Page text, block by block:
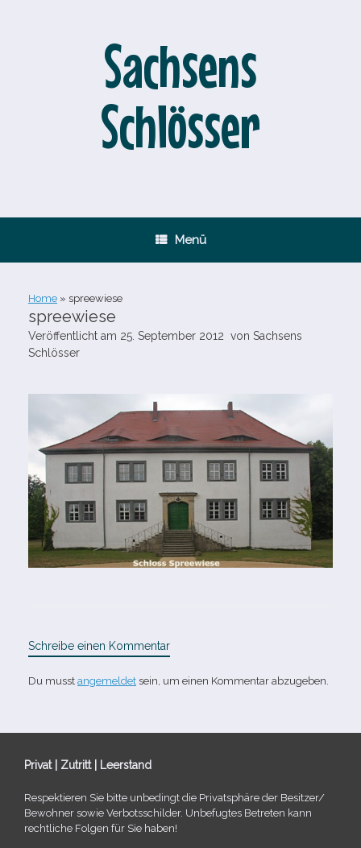
Sachsens
Schlösser
Menü
Home » spreewiese
spreewiese
Veröffentlicht am 25. September 2012 von Sachsens
Schlösser
Schreibe einen Kommentar
Du musst angemeldet sein, um einen Kommentar abzugeben.
Privat | Zutritt | Leerstand
Respektieren Sie bitte unbe­dingt die Privatsphäre der Besitzer/​
Bewohner sowie Verbotsschilder. Unbefugtes Betreten kann
recht­li­che Folgen für Sie haben!